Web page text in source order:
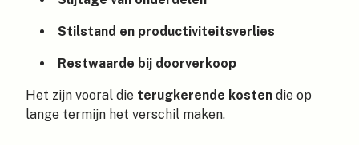
Stilstand en productiviteitsverlies
Restwaarde bij doorverkoop
Het zijn vooral die terugkerende kosten die op
lange termijn het verschil maken.